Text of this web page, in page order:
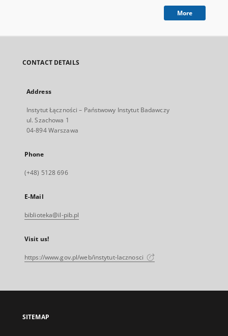
More
CONTACT DETAILS
Address
Instytut Łączności – Państwowy Instytut Badawczy
ul. Szachowa 1
04-894 Warszawa
Phone
(+48) 5128 696
E-Mail
biblioteka@il-pib.pl
Visit us!
https://www.gov.pl/web/instytut-lacznosci
SITEMAP